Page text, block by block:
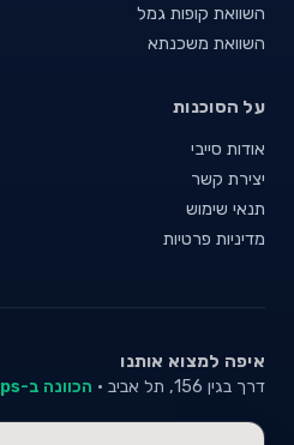
השוואת קופות גמל
השוואת משכנתא
על הסוכנות
אודות סייבי
יצירת קשר
תנאי שימוש
מדיניות פרטיות
איפה למצוא אותנו
דרך בגין 156, תל אביב · הכוונה ב-Google Maps ←